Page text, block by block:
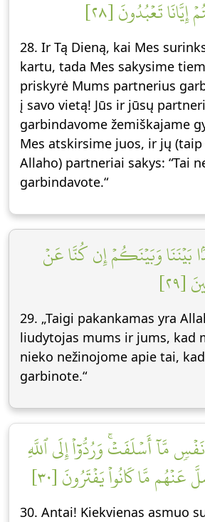
تَعۡبُدُونَ [٢٨]
28. Ir Tą Dieną, kai Mes
kartu, tada Mes sakysime
priskyrė Mums partnerius
į savo vietą! Jūs ir jūsų
garbindavome žemiškajame
Mes atskirsime juos, ir jų
Allaho) partneriai sakys: “Tai
garbindavote.“
بَيۡنَنَا وَبَيۡنَكُمۡ إِن كُنَّا عَنۡ
29. „Taigi pakankamas yra
liudytojas mums ir jums, kad
nieko nežinojome apie tai,
garbinote.“
مَّآ أَسۡلَفَتۡۚ وَرُدُّوٓاْ إِلَى ٱللَّهِ
مَّا كَانُواْ يَفۡتَرُونَ [٣٠]
30. Antai! Kiekvienas asmuo